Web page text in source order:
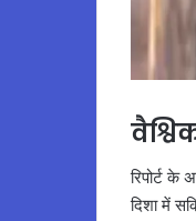
रिपोर्ट के
दिशा में